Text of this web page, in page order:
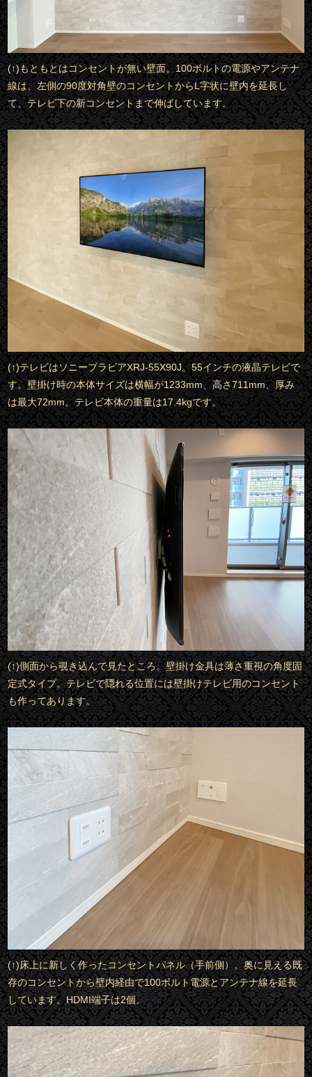
(↑)もともとはコンセントが無い壁面。100ボルトの電源やアンテナ
線は、左側の90度対角壁のコンセントからL字状に壁内を延長し
て、テレビ下の新コンセントまで伸ばしています。
(↑)テレビはソニーブラビアXRJ-55X90J。55インチの液晶テレビで
す。壁掛け時の本体サイズは横幅が1233mm、高さ711mm、厚み
は最大72mm。テレビ本体の重量は17.4kgです。
(↑)側面から覗き込んで見たところ。壁掛け金具は薄さ重視の角度固
定式タイプ。テレビで隠れる位置には壁掛けテレビ用のコンセント
も作ってあります。
(↑)床上に新しく作ったコンセントパネル（手前側）。奥に見える既
存のコンセントから壁内経由で100ボルト電源とアンテナ線を延長
しています。HDMI端子は2個。